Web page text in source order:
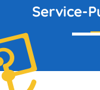
Service-